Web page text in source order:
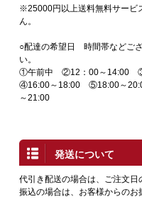
※25000円以上送料無料サービ
ん。
○配達の希望日 時間帯などご
い。
①午前中 ②12：00～14:00
④16:00～18:00 ⑤18:00～
～21:00
発送について
代引き配送の場合は、ご注文
振込の場合は、お客様からの